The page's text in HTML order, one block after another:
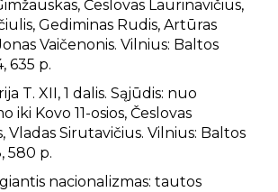
Česlovas Laurinavičius,
Gediminas Rudis, Artūras
Vaičenonis. Vilnius: Baltos
635 p.
T. XII, 1 dalis. Sąjūdis: nuo
iki Kovo 11-osios, Česlovas
Vladas Sirutavičius. Vilnius: Baltos
580 p.
nacionalizmas: tautos